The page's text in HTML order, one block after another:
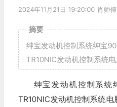
2024年11月21日 19:20:00 肖师傅
摘要
绅宝发动机控制系统绅宝
TR10NIC发动机控制系统电
绅宝发动机控制系统
TR10NIC发动机控制系统